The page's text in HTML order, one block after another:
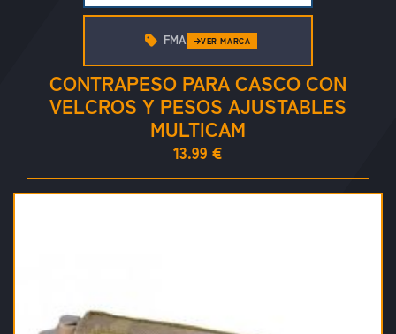
CONTRAPESO PARA CASCO CON
VELCROS Y PESOS AJUSTABLES
MULTICAM
13.99 €
FMA VER MARCA